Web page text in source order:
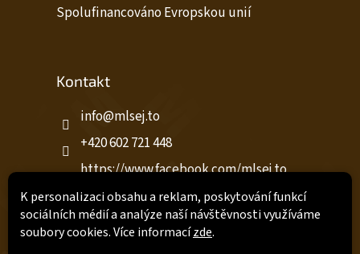
K personalizaci obsahu a reklam, poskytování funkcí
sociálních médií a analýze naší návštěvnosti využíváme
soubory cookies. Více informacízde.
Spolufinancováno Evropskou unií
Kontakt
info@mlsej.to
+420 602 721 448
https://www.facebook.com/mlsej.to
https://www.facebook.com/profile.ph
p?id=61576587668232